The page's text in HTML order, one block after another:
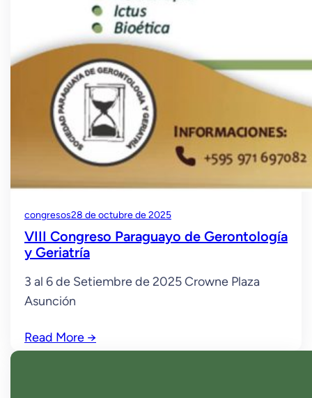
congresos28 de octubre de 2025
VIII Congreso Paraguayo de Gerontología
y Geriatría
3 al 6 de Setiembre de 2025 Crowne Plaza
Asunción
Read More →